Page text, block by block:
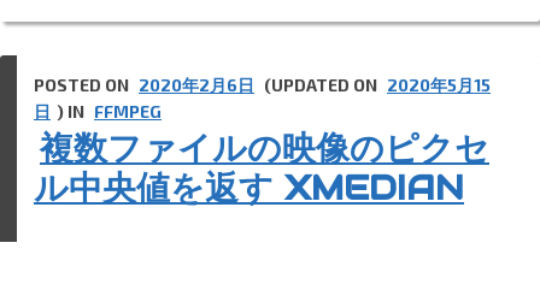
複数ファイルの映像のピクセ
ル中央値を返す XMEDIAN
POSTED ON 2020年2月6日 (UPDATED ON 2020年5月15
日 ) IN FFMPEG